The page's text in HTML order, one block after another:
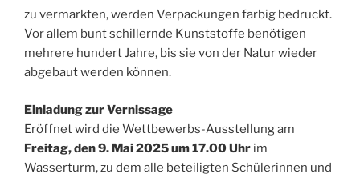
zu vermarkten, werden Verpackungen farbig bedruckt.
Vor allem bunt schillernde Kunststoffe benötigen
mehrere hundert Jahre, bis sie von der Natur wieder
abgebaut werden können.
Einladung zur Vernissage
Eröffnet wird die Wettbewerbs-Ausstellung am
Freitag, den 9. Mai 2025 um 17.00 Uhr im
Wasserturm, zu dem alle beteiligten Schülerinnen und